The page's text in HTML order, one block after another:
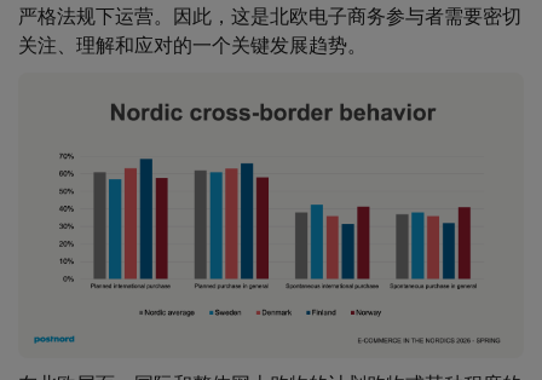
严格法规下运营。因此，这是北欧电子商务参与者需要密切
关注、理解和应对的一个关键发展趋势。